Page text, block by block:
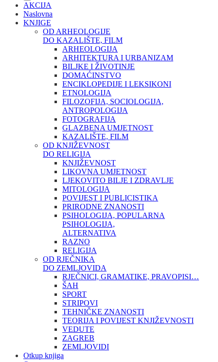
AKCIJA
Naslovna
KNJIGE
OD ARHEOLOGIJE
DO KAZALIŠTE, FILM
ARHEOLOGIJA
ARHITEKTURA I URBANIZAM
BILJKE I ŽIVOTINJE
DOMAĆINSTVO
ENCIKLOPEDIJE I LEKSIKONI
ETNOLOGIJA
FILOZOFIJA, SOCIOLOGIJA,
ANTROPOLOGIJA
FOTOGRAFIJA
GLAZBENA UMJETNOST
KAZALIŠTE, FILM
OD KNJIŽEVNOST
DO RELIGIJA
KNJIŽEVNOST
LIKOVNA UMJETNOST
LJEKOVITO BILJE I ZDRAVLJE
MITOLOGIJA
POVIJEST I PUBLICISTIKA
PRIRODNE ZNANOSTI
PSIHOLOGIJA, POPULARNA
PSIHOLOGIJA,
ALTERNATIVA
RAZNO
RELIGIJA
OD RJEČNIKA
DO ZEMLJOVIDA
RJEČNICI, GRAMATIKE, PRAVOPISI…
ŠAH
SPORT
STRIPOVI
TEHNIČKE ZNANOSTI
TEORIJA I POVIJEST KNJIŽEVNOSTI
VEDUTE
ZAGREB
ZEMLJOVIDI
Otkup knjiga